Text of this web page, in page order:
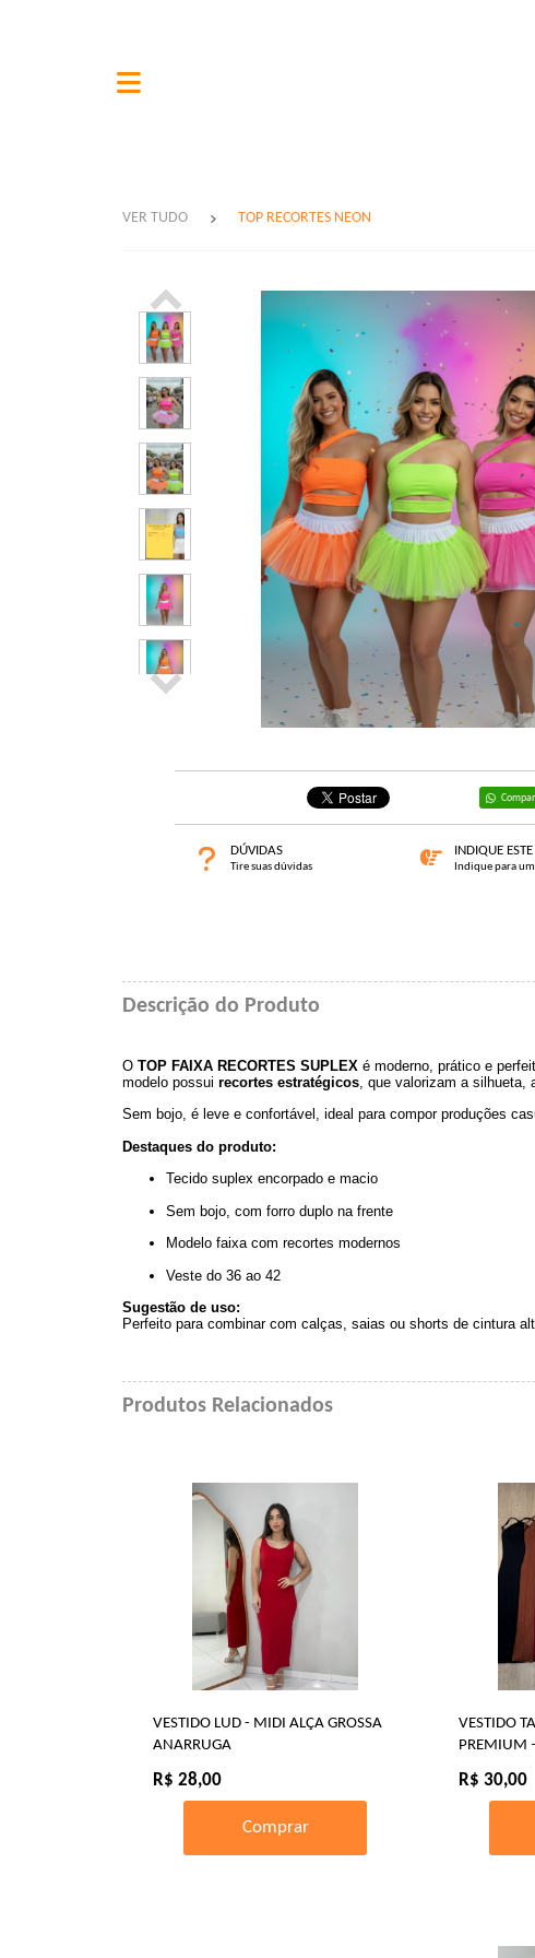
VER TUDO TOP RECORTES NEON
DÚVIDAS
Tire suas dúvidas
INDIQUE
Indique para
Descrição do Produto
O TOP FAIXA RECORTES SUPLEX é moderno, prático e
modelo possui recortes estratégicos , que valorizam a silhueta,
Sem bojo, é leve e confortável, ideal para compor produções
Destaques do produto:
Tecido suplex encorpado e macio
Sem bojo, com forro duplo na frente
Modelo faixa com recortes modernos
Veste do 36 ao 42
Sugestão de uso:
Perfeito para combinar com calças, saias ou shorts de cintura
Produtos Relacionados
VESTIDO LUD - MIDI ALÇA GROSSA
ANARRUGA
R$ 28,00
Comprar
VESTIDO
PREMIUM
R$ 30,00